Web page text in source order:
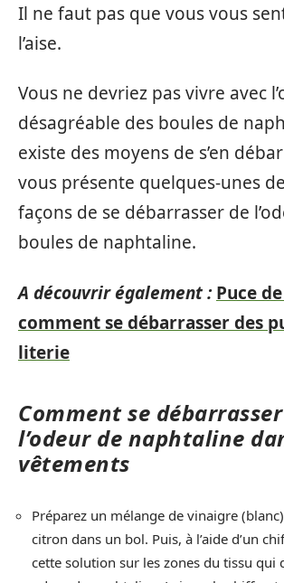
Il ne faut pas que vous vous
l’aise.
Vous ne devriez pas vivre avec
désagréable des boules de
existe des moyens de s’en
vous présente quelques-unes
façons de se débarrasser de
boules de naphtaline.
A découvrir également : Puce
comment se débarrasser des
literie
Comment se
l’odeur de naphtaline
vêtements
Préparez un mélange de vinaigre
citron dans un bol. Puis, à l’aide d’un
cette solution sur les zones du tissu qui